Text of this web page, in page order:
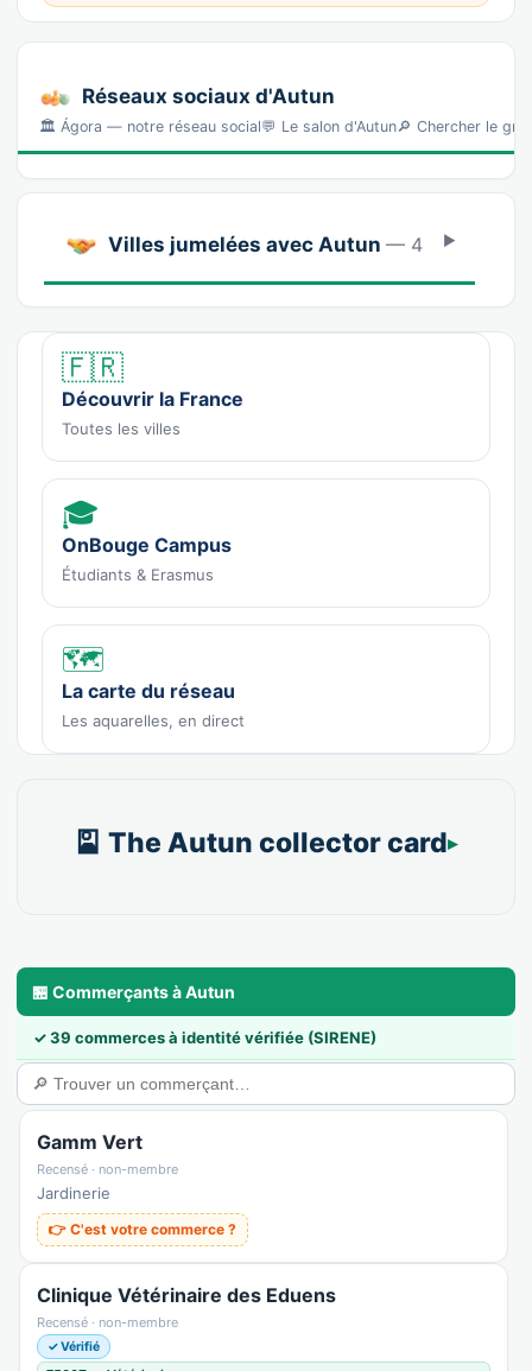
Réseaux sociaux d'Autun
🏛️ Ágora — notre réseau social💬 Le salon d'Autun🔎 Chercher le
Villes jumelées avec Autun — 4
🇫🇷
Découvrir la France
Toutes les villes
🎓
OnBouge Campus
Étudiants & Erasmus
🗺️
La carte du réseau
Les aquarelles, en direct
🎴 The Autun collector card
🏪 Commerçants à Autun
✓ 39 commerces à identité vérifiée (SIRENE)
Gamm Vert
Recensé · non-membre
Jardinerie
👉 C'est votre commerce ?
Clinique Vétérinaire des Eduens
Recensé · non-membre
✓ Vérifié